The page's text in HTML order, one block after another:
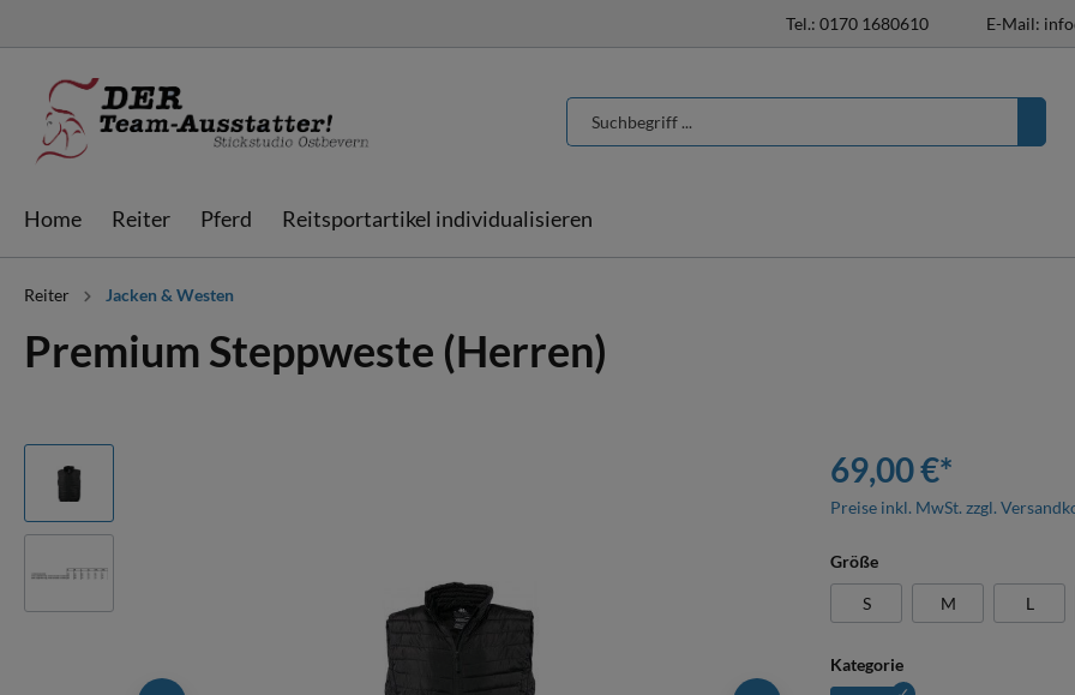
Tel.: 0170 1680610 E-Mail:
Home Reiter Pferd Reitsportartikel individualisieren
Jacken & Westen
Hoodies
Schabracken
Streichkappen Halfter & Stricke
Gamaschen
Schabracken
individualisieren
individualisieren
individualisieren
Reiter Jacken & Westen
Premium Steppweste (Herren)
69,00 €*
Preise inkl. MwSt. zzgl.
Größe
S M L
Kategorie